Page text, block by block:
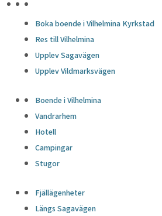
Boka boende i Vilhelmina Kyrkstad
Res till Vilhelmina
Upplev Sagavägen
Upplev Vildmarksvägen
Boende i Vilhelmina
Vandrarhem
Hotell
Campingar
Stugor
Fjällägenheter
Längs Sagavägen